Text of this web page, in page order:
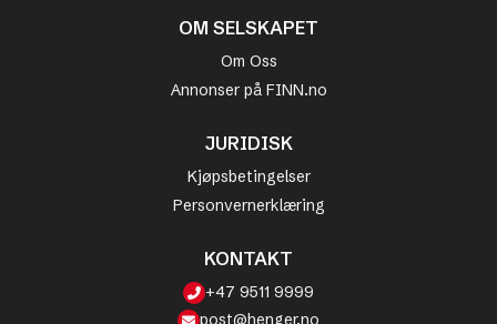
OM SELSKAPET
Om Oss
Annonser på FINN.no
JURIDISK
Kjøpsbetingelser
Personvernerklæring
KONTAKT
+47 9511 9999
post@henger.no